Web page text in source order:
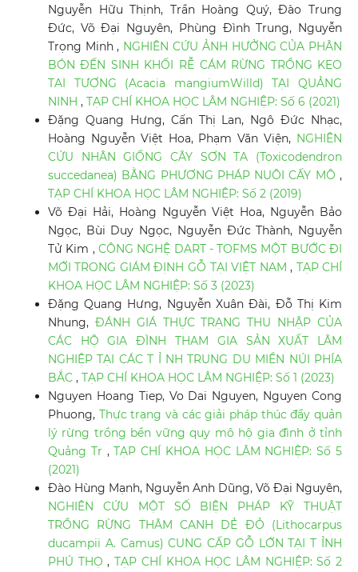
Nguyễn Hữu Thịnh, Trần Hoàng Quý, Đào Trung
Đức, Võ Đại Nguyên, Phùng Đình Trung, Nguyễn
Trọng Minh , NGHIÊN CỨU ẢNH HƯỞNG CỦA PHÂN
BÓN ĐẾN SINH KHỐI RỄ CÁM RỪNG TRỒNG KEO
TAI TƯỢNG (Acacia mangiumWilld) TẠI QUẢNG
NINH , TẠP CHÍ KHOA HỌC LÂM NGHIỆP: Số 6 (2021)
Đặng Quang Hưng, Cấn Thị Lan, Ngô Đức Nhạc,
Hoàng Nguyễn Việt Hoa, Phạm Văn Viện, NGHIÊN
CỨU NHÂN GIỐNG CÂY SƠN TA (Toxicodendron
succedanea) BẰNG PHƯƠNG PHÁP NUÔI CẤY MÔ,
TẠP CHÍ KHOA HỌC LÂM NGHIỆP: Số 2 (2019)
Võ Đại Hải, Hoàng Nguyễn Việt Hoa, Nguyễn Bảo
Ngọc, Bùi Duy Ngọc, Nguyễn Đức Thành, Nguyễn
Tử Kim , CÔNG NGHỆ DART - TOFMS MỘT BƯỚC ĐI
MỚI TRONG GIÁM ĐỊNH GỖ TẠI VIỆT NAM, TẠP CHÍ
KHOA HỌC LÂM NGHIỆP: Số 3 (2023)
Đặng Quang Hưng, Nguyễn Xuân Đài, Đỗ Thị Kim
Nhung, ĐÁNH GIÁ THỰC TRẠNG THU NHẬP CỦA
CÁC HỘ GIA ĐÌNH THAM GIA SẢN XUẤT LÂM
NGHIỆP TẠI CÁC T Ỉ NH TRUNG DU MIỀN NÚI PHÍA
BẮC , TẠP CHÍ KHOA HỌC LÂM NGHIỆP: Số 1 (2023)
Nguyen Hoang Tiep, Vo Dai Nguyen, Nguyen Cong
Phuong, Thực trạng và các giải pháp thúc đẩy quản
lý rừng trồng bền vững quy mô hộ gia đình ở tỉnh
Quảng Tr ,TẠP CHÍ KHOA HỌC LÂM NGHIỆP: Số 5
(2021)
Đào Hùng Mạnh, Nguyễn Anh Dũng, Võ Đại Nguyên,
NGHIÊN CỨU MỘT SỐ BIỆN PHÁP KỸ THUẬT
TRỒNG RỪNG THÂM CANH DẺ ĐỎ (Lithocarpus
ducampii A. Camus) CUNG CẤP GỖ LỚN TẠI T ỈNH
PHÚ THỌ,TẠP CHÍ KHOA HỌC LÂM NGHIỆP: Số 2